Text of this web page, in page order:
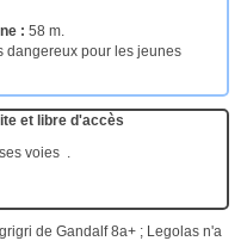
: 58 m.
dangereux pour les jeunes
et libre d'accès
voies .
de Gandalf 8a+ ; Legolas n'a